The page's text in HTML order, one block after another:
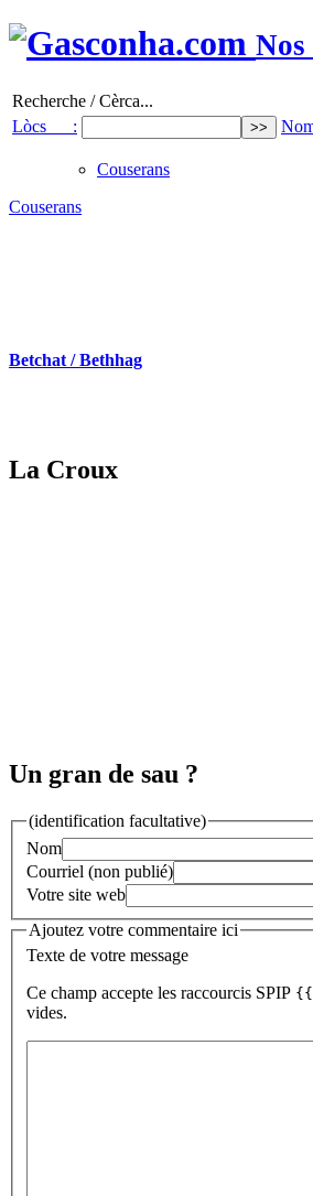
Recherche / Cèrca...
Lòcs :
Couserans
Couserans
Betchat / Bethhag
La Croux
Un gran de sau ?
(identification facultative)
Nom
Courriel (non publié)
Votre site web
Ajoutez votre commentaire ici
Texte de votre message
Ce champ accepte les raccourcis SPIP
vides.